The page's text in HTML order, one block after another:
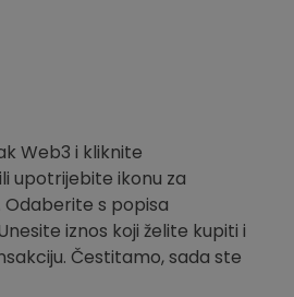
Web3 i kliknite
upotrijebite ikonu za
s popisa
iznos koji želite kupiti i
Čestitamo, sada ste